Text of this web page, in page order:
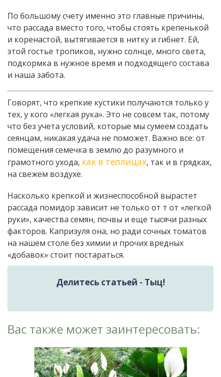
По большому счету именно это главные причины,
что рассада вместо того, чтобы стоять крепенькой
и коренастой, вытягивается в нитку и гибнет. Ей,
этой гостье тропиков, нужно солнце, много света,
подкормка в нужное время и подходящего состава
и наша забота.
Говорят, что крепкие кустики получаются только у
тех, у кого «легкая рука». Это не совсем так, потому
что без учета условий, которые мы сумеем создать
сеянцам, никакая удача не поможет. Важно все: от
помещения семечка в землю до разумного и
грамотного ухода, как в теплицах, так и в грядках,
на свежем воздухе.
Насколько крепкой и жизнеспособной вырастет
рассада помидор зависит не только от т от «легкой
руки», качества семян, почвы и еще тысячи разных
факторов. Капризуля она, но ради сочных томатов
на нашем столе без химии и прочих вредных
«добавок» стоит постараться.
Делитесь статьей - Тыц!
Вас также может заинтересовать: